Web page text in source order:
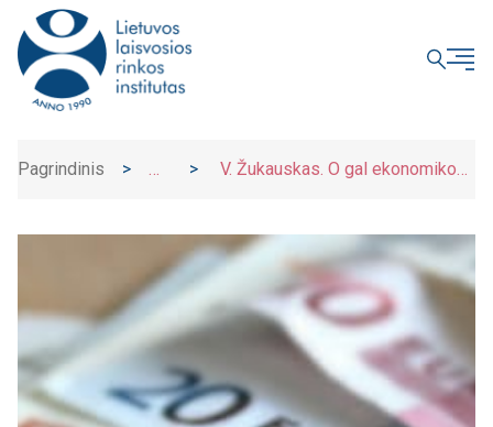
Pagrindinis
>
>
V. Žukauskas. O gal ekonomikos
UŽDARYTI